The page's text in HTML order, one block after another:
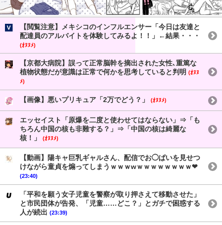
【閲覧注意】メキシコのインフルエンサー「今日は友達と
配達員のアルバイトを体験してみるよ！！」←結果・・・
(ｵﾇﾇﾒ)
【京都大病院】誤って正常脳幹を摘出された女性､重篤な
植物状態だが意識は正常で何かを思考していると判明 (ｵﾇﾇ
ﾒ)
【画像】悪いプリキュア「2万でどう？」 (ｵﾇﾇﾒ)
エッセイスト「原爆を二度と使わせてはならない」⇒「も
ちろん中国の核も非難する？」⇒「中国の核は綺麗な
核！」
(ｵﾇﾇﾒ)
【動画】陽キャ巨乳ギャルさん、配信でお◯ぱいを見せつ
けながら童貞を煽ってしまうｗｗｗwｗｗｗｗｗｗｗｗ❤
(23:40)
「平和を願う女子児童を警察が取り押さえて移動させた」
と市民団体が告発、「児童……どこ？」とガチで困惑する
人が続出 (23:39)